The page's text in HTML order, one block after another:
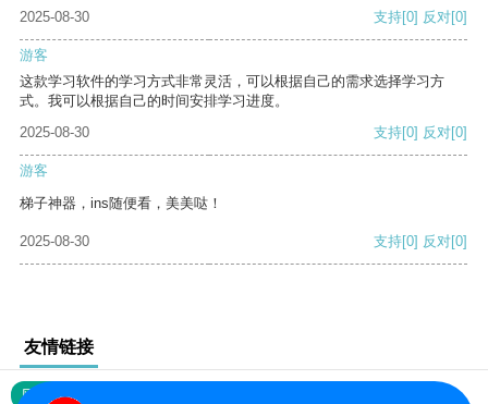
2025-08-30 支持[0] 反对[0]
游客
这款学习软件的学习方式非常灵活，可以根据自己的需求选择学习方
式。我可以根据自己的时间安排学习进度。
2025-08-30
支持[0] 反对[0]
游客
梯子神器，ins随便看，美美哒！
2025-08-30 支持[0] 反对[0]
友情链接
网站地图